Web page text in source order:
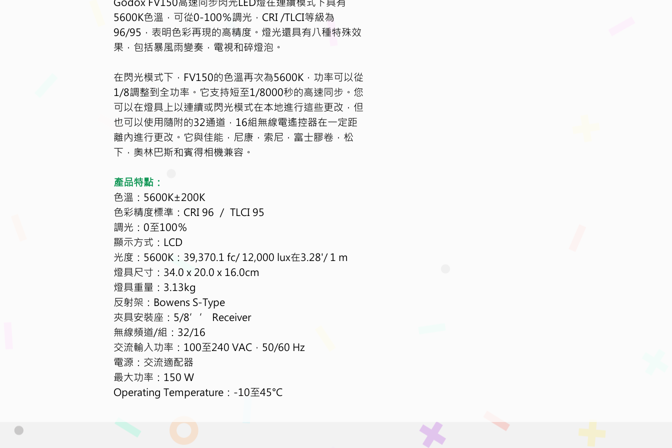
5600K色溫，可從0-100％調光， CRI /TLCI等級為
96/95 ，表明色彩再現的高精度。燈光還具有八種特殊效
果，包括暴風雨變奏，電視和碎燈泡。
在閃光模式下， FV150的色溫再次為5600K ，功率可以從
1/8調整到全功率。它支持短至1/8000秒的高速同步。您
可以在燈具上以連續或閃光模式在本地進行這些更改，但
也可以使用隨附的32通道， 16組無線電遙控器在一定距
離內進行更改。它與佳能，尼康，索尼，富士膠卷，松
下，奧林巴斯和賓得相機兼容。
產品特點：
色溫： 5600K±200K
色彩精度標準： CRI 96 ／ TLCI 95
調光： 0至100％
顯示方式： LCD
光度： 5600K ： 39,370.1 fc/ 12,000 lux在3.28'/ 1 m
燈具尺寸： 34.0 x 20.0 x 16.0cm
燈具重量： 3.13kg
反射架： Bowens S-Type
夾具安裝座： 5/8’’ Receiver
無線頻道/組： 32/16
交流輸入功率： 100至240 VAC ， 50/60 Hz
電源：交流適配器
最大功率： 150 W
Operating Temperature ： -10至45°C